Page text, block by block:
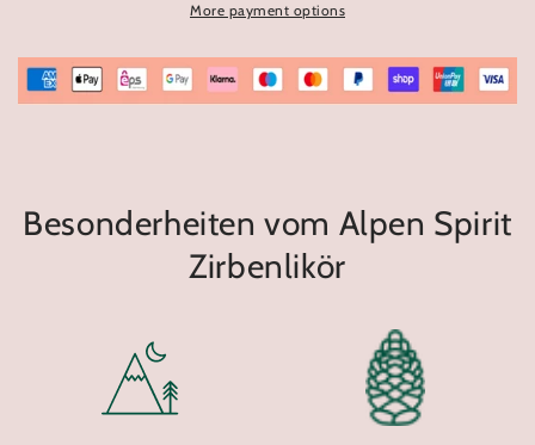
liqueur
0.5l
liqueur
0.5l
More payment options
Besonderheiten vom Alpen Spirit
Zirbenlikör